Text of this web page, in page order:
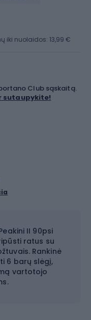
iki nuolaidos: 13,99 €
Club sąskaitą.
sutaupykite!
II 90psi
ratus su
Rankinė
6 barų slėgį,
vartotojo